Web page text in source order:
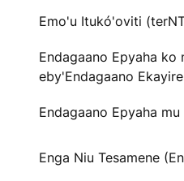
Emo'u Itukó'oviti
Endagaano Epyaha ko
eby'Endagaano
Endagaano Epyaha
Enga Niu Tesamene